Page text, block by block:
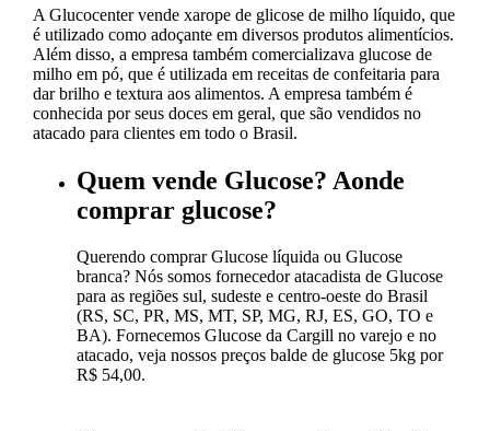
A Glucocenter vende xarope de glicose de milho líquido, que
é utilizado como adoçante em diversos produtos alimentícios.
Além disso, a empresa também comercializava glucose de
milho em pó, que é utilizada em receitas de confeitaria para
dar brilho e textura aos alimentos. A empresa também é
conhecida por seus doces em geral, que são vendidos no
atacado para clientes em todo o Brasil.
Quem vende Glucose? Aonde
comprar glucose?
Querendo comprar Glucose líquida ou Glucose
branca? Nós somos fornecedor atacadista de Glucose
para as regiões sul, sudeste e centro-oeste do Brasil
(RS, SC, PR, MS, MT, SP, MG, RJ, ES, GO, TO e
BA). Fornecemos Glucose da Cargill no varejo e no
atacado, veja nossos preços balde de glucose 5kg por
R$ 54,00.